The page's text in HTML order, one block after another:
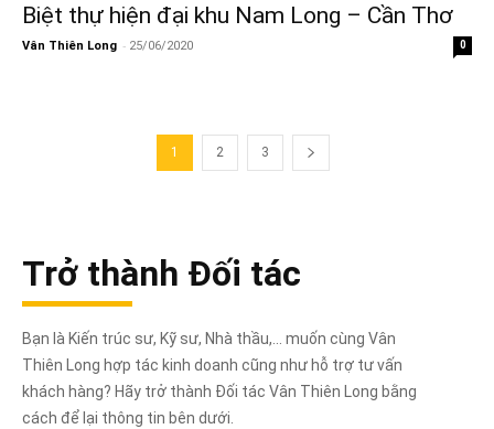
Biệt thự hiện đại khu Nam Long – Cần Thơ
Vân Thiên Long - 25/06/2020 0
1 2 3
Trở thành Đối tác
Bạn là Kiến trúc sư, Kỹ sư, Nhà thầu,... muốn cùng Vân
Thiên Long hợp tác kinh doanh cũng như hỗ trợ tư vấn
khách hàng? Hãy trở thành Đối tác Vân Thiên Long bằng
cách để lại thông tin bên dưới.